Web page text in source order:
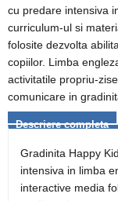
cu predare intensiva
curriculum-ul si
folosite dezvolta
copiilor. Limba
activitatile propriu-
comunicare in
Descriere completa
Gradinita Happy
intensiva in limba
interactive media